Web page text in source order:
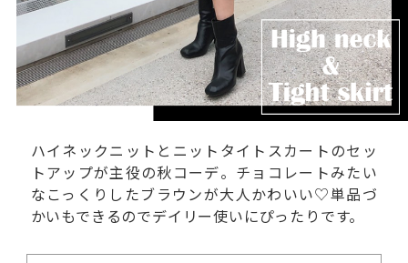
ハイネックニットとニットタイトスカートのセッ
トアップが主役の秋コーデ。チョコレートみたい
なこっくりしたブラウンが大人かわいい♡単品づ
かいもできるのでデイリー使いにぴったりです。